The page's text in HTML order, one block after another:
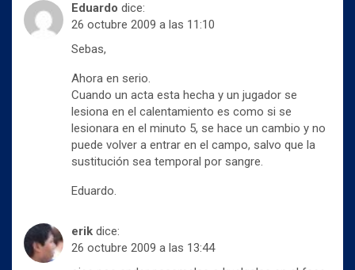
Eduardo dice:
26 octubre 2009 a las 11:10
Sebas,
Ahora en serio.
Cuando un acta esta hecha y un jugador se
lesiona en el calentamiento es como si se
lesionara en el minuto 5, se hace un cambio y no
puede volver a entrar en el campo, salvo que la
sustitución sea temporal por sangre.
Eduardo.
erik dice:
26 octubre 2009 a las 13:44